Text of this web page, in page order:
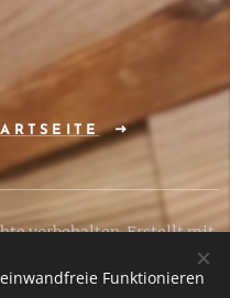
vorbehalten. Erstellt mit
Funktionieren